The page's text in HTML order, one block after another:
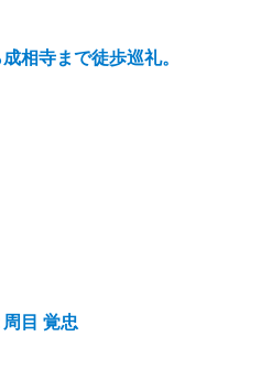
相寺まで徒歩巡礼。
目 覚忠